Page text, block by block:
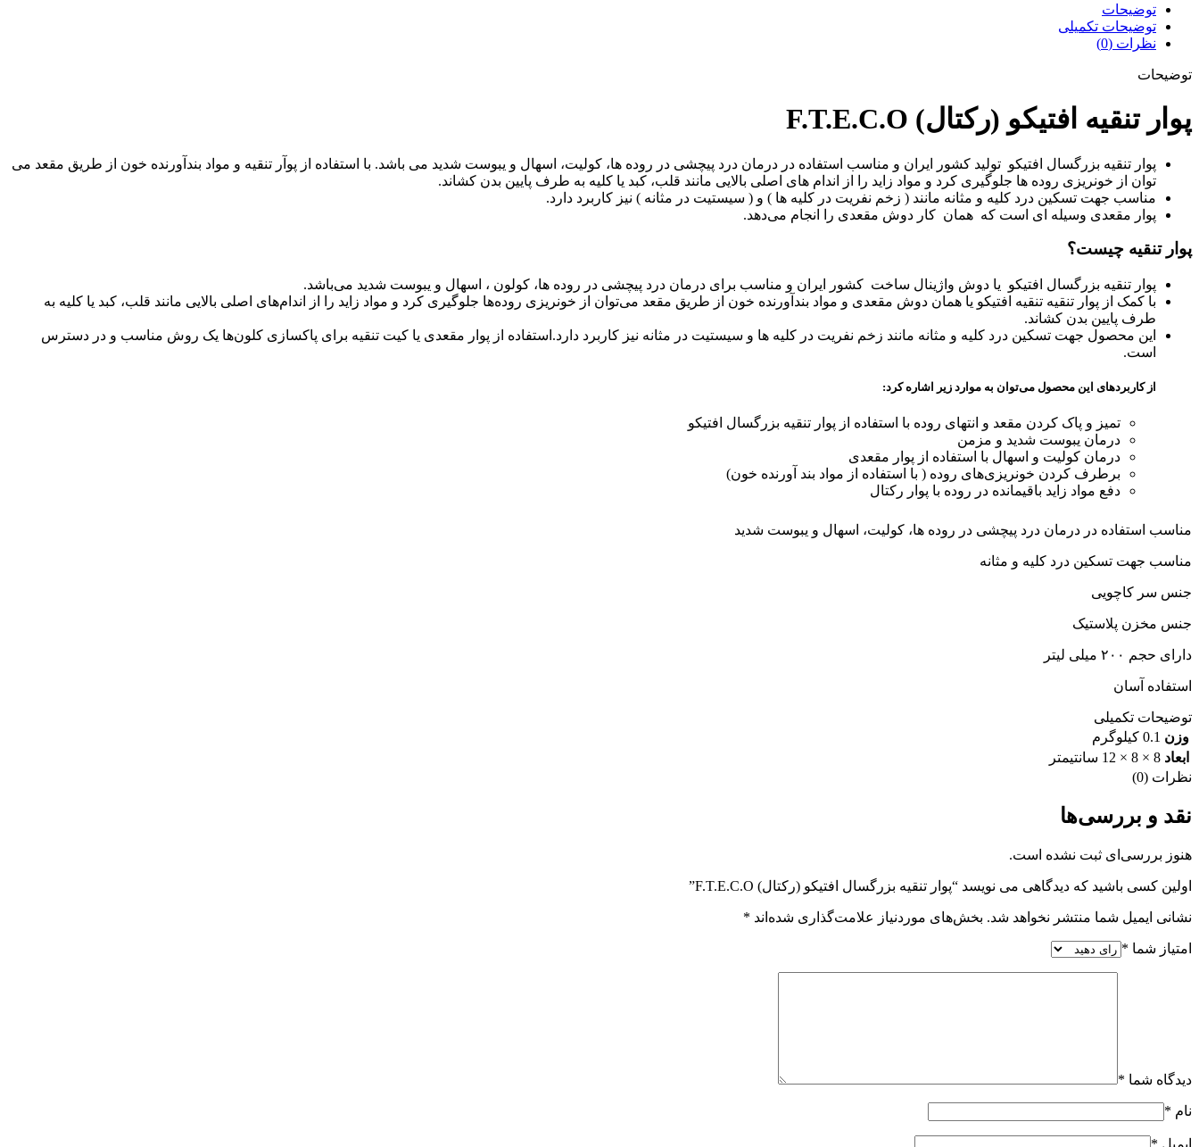
توضیحات
توضیحات تکمیلی
نظرات (0)
توضیحات
پوار تنقیه افتیکو (رکتال) F.T.E.C.O
پوار تنقیه بزرگسال افتیکو تولید کشور ایران و مناسب استفاده در درمان درد پیچشی در روده ها، کولیت، اسهال و یبوست شدید می باشد. با استفاده از پوآر تنقیه و مواد بندآورنده خون از طریق مقعد می
توان از خونریزی روده ها جلوگیری کرد و مواد زاید را از اندام های اصلی بالایی مانند قلب، کبد یا کلیه به طرف پایین بدن کشاند.
مناسب جهت تسکین درد کلیه و مثانه مانند ( زخم نفریت در کلیه ها ) و ( سیستیت در مثانه ) نیز کاربرد دارد.
پوار مقعدی وسیله ای است که همان کار دوش مقعدی را انجام می‌دهد.
پوار تنقیه چیست؟
پوار تنقیه بزرگسال افتیکو یا دوش واژینال ساخت کشور ایران و مناسب برای درمان درد پیچشی در روده ها، کولون ، اسهال و یبوست شدید می‌باشد.
با کمک از پوار تنقیه تنقیه افتیکو یا همان دوش مقعدی و مواد بندآورنده خون از طریق مقعد می‌توان از خونریزی روده‌ها جلوگیری کرد و مواد زاید را از اندام‌های اصلی بالایی مانند قلب، کبد یا کلیه به
طرف پایین بدن کشاند.
این محصول جهت تسکین درد کلیه و مثانه مانند زخم نفریت در کلیه ها و سیستیت در مثانه نیز کاربرد دارد.استفاده از پوار مقعدی یا کیت تنقیه برای پاکسازی کلون‌ها یک روش مناسب و در دسترس
است.
از کاربردهای این محصول می‌توان به موارد زیر اشاره کرد:
تمیز و پاک کردن مقعد و انتهای روده با استفاده از پوار تنقیه بزرگسال افتیکو
درمان یبوست شدید و مزمن
درمان کولیت و اسهال با استفاده از پوار مقعدی
برطرف کردن خونریزی‌های روده ( با استفاده از مواد بند آورنده خون)
دفع مواد زاید باقیمانده در روده با پوار رکتال
مناسب استفاده در درمان درد پیچشی در روده ها، کولیت، اسهال و یبوست شدید
مناسب جهت تسکین درد کلیه و مثانه
جنس سر کاچویی
جنس مخزن پلاستیک
دارای حجم ۲۰۰ میلی لیتر
استفاده آسان
توضیحات تکمیلی
وزن 0.1 کیلوگرم
ابعاد 8 × 8 × 12 سانتیمتر
نظرات (0)
نقد و بررسی‌ها
هنوز بررسی‌ای ثبت نشده است.
اولین کسی باشید که دیدگاهی می نویسد “پوار تنقیه بزرگسال افتیکو (رکتال) F.T.E.C.O”
نشانی ایمیل شما منتشر نخواهد شد. بخش‌های موردنیاز علامت‌گذاری شده‌اند *
امتیاز شما *
دیدگاه شما *
نام *